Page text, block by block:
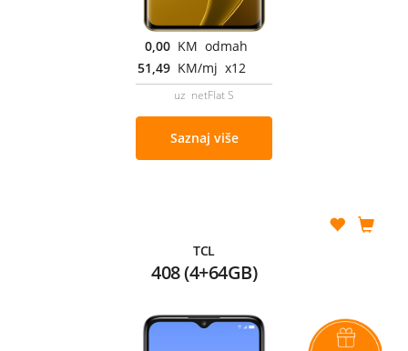
0,00 KM odmah
51,49 KM/mj x12
uz netFlat S
Saznaj više
TCL
408 (4+64GB)